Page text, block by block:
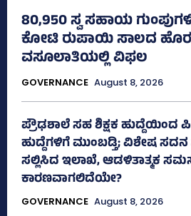
80,950 ಸ್ವ ಸಹಾಯ
ಕೋಟಿ ರುಪಾಯಿ ಸಾಲದ ಹೊರ
ವಸೂಲಾತಿಯಲ್ಲಿ ವಿಫಲ
GOVERNANCE August 8, 2026
ಪ್ರೌಢಶಾಲೆ ಸಹ ಶಿಕ್ಷಕ ಹುದ್ದೆಯಿಂದ
ಹುದ್ದೆಗಳಿಗೆ ಮುಂಬಡ್ತಿ; ವಿಶೇಷ
ಸಲ್ಲಿಸಿದ ಇಲಾಖೆ, ಆಡಳಿತಾತ್ಮಕ
ಕಾರಣವಾಗಲಿದೆಯೇ?
GOVERNANCE August 8, 2026